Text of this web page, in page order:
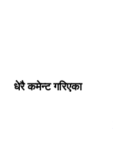
धेरै कमेन्ट गरिएका